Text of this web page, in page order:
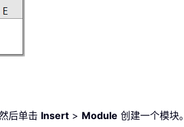
后单击 Insert > Module 创建一个模块。